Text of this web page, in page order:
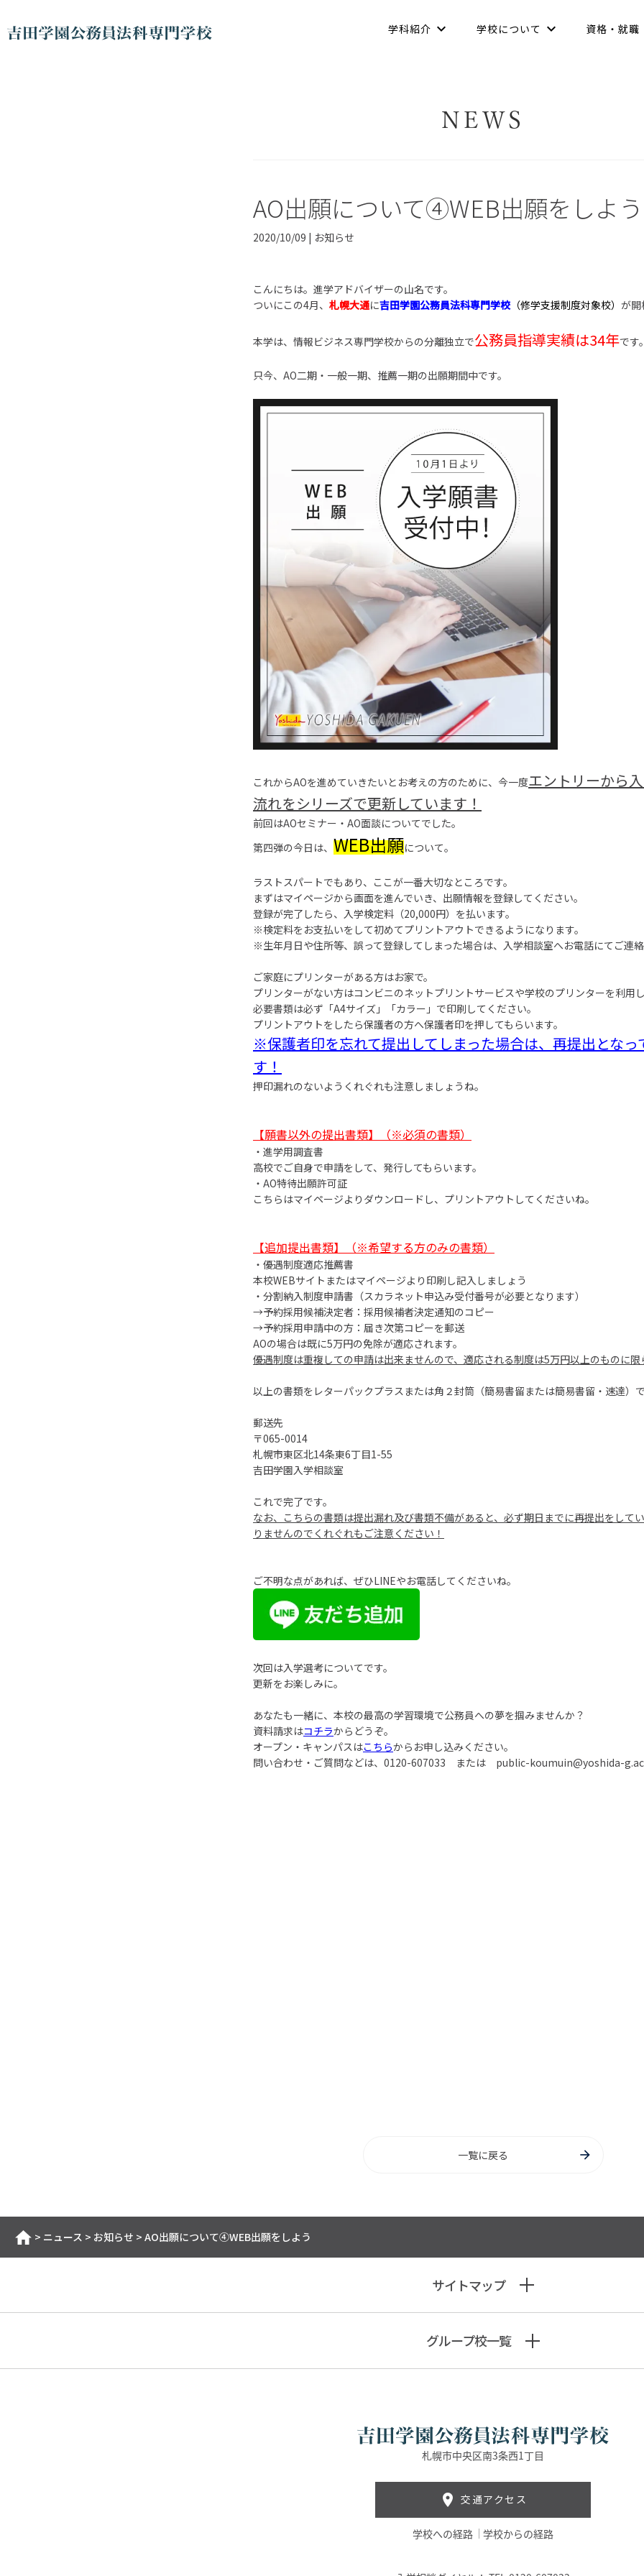
学科紹介 学校について 資格・就職
NEWS
AO出願について④WEB出願をしよう
2020/10/09 | お知らせ
こんにちは。進学アドバイザーの山名です。
ついにこの4月、 札幌大通に吉田学園公務員法科専門学校（修学支援制度対象校） が開
本学は、情報ビジネス専門学校からの分離独立で公務員指導実績は34年です。
只今、AO二期・一般一期、推薦一期の出願期間中です。
これからAOを進めていきたいとお考えの方のために、今一度エントリーから
流れをシリーズで更新しています！
前回はAOセミナー・AO面談についてでした。
第四弾の今日は、 WEB出願について。
ラストスパートでもあり、ここが一番大切なところです。
まずはマイページから画面を進んでいき、出願情報を登録してください。
登録が完了したら、入学検定料（20,000円）を払います。
※検定料をお支払いをして初めてプリントアウトできるようになります。
※生年月日や住所等、誤って登録してしまった場合は、入学相談室へお電話にてご連絡
ご家庭にプリンターがある方はお家で。
プリンターがない方はコンビニのネットプリントサービスや学校のプリンターを利用し
必要書類は必ず「A4サイズ」「カラー」で印刷してください。
プリントアウトをしたら保護者の方へ保護者印を押してもらいます。
※保護者印を忘れて提出してしまった場合は、再提出となっ
す！
押印漏れのないようくれぐれも注意しましょうね。
【願書以外の提出書類】（※必須の書類）
・進学用調査書
高校でご自身で申請をして、発行してもらいます。
・AO特待出願許可証
こちらはマイページよりダウンロードし、プリントアウトしてくださいね。
【追加提出書類】（※希望する方のみの書類）
・優遇制度適応推薦書
本校WEBサイトまたはマイページより印刷し記入しましょう
・分割納入制度申請書（スカラネット申込み受付番号が必要となります）
→予約採用候補決定者：採用候補者決定通知のコピー
→予約採用申請中の方：届き次第コピーを郵送
AOの場合は既に5万円の免除が適応されます。
優遇制度は重複しての申請は出来ませんので、適応される制度は5万円以上のものに限
以上の書類をレターパックプラスまたは角２封筒（簡易書留または簡易書留・速達）で
郵送先
〒065-0014
札幌市東区北14条東6丁目1-55
吉田学園入学相談室
これで完了です。
なお、こちらの書類は提出漏れ及び書類不備があると、必ず期日までに再提出をして
りませんのでくれぐれもご注意ください！
ご不明な点があれば、ぜひLINEやお電話してくださいね。
次回は入学選考についてです。
更新をお楽しみに。
あなたも一緒に、本校の最高の学習環境で公務員への夢を掴みませんか？
資料請求はコチラからどうぞ。
オープン・キャンパスはこちらからお申し込みください。
問い合わせ・ご質問などは、 0120-607033 または public-koumuin@yoshida-
一覧に戻る
ホーム
> ニュース > お知らせ > AO出願について④WEB出願をしよう
サイトマップ
グループ校一覧
札幌市中央区南3条西1丁目
交通アクセス
学校への経路 学校からの経路